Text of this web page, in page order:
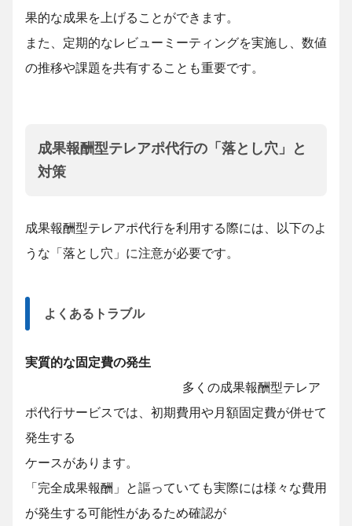
果的な成果を上げることができます。
また、定期的なレビューミーティングを実施し、数値
の推移や課題を共有することも重要です。
成果報酬型テレアポ代行の「落とし穴」と
対策
成果報酬型テレアポ代行を利用する際には、以下のよ
うな「落とし穴」に注意が必要です。
よくあるトラブル
実質的な固定費の発生
多くの成果報酬型テレア
ポ代行サービスでは、初期費用や月額固定費が併せて
発生する
ケースがあります。
「完全成果報酬」と謳っていても実際には様々な費用
が発生する可能性があるため確認が